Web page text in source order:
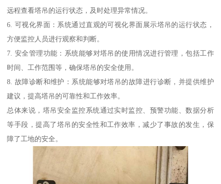
远程查看塔吊的运行状态，及时处理异常情况。
6. 可视化界面：系统通过直观的可视化界面展示塔吊的运行状态，
方便监控人员进行观察和判断。
7. 安全管理功能：系统能够对塔吊的使用情况进行管理，包括工作
时间、工作范围等，确保塔吊的安全使用。
8. 故障诊断和维护：系统能够对塔吊的故障进行诊断，并提供维护
建议，提高塔吊的可靠性和工作效率。
总体来说，塔吊安全监控系统通过实时监控、预警功能、数据分析
等手段，提高了塔吊的安全性和工作效率，减少了事故的发生，保
障了工地的安全。